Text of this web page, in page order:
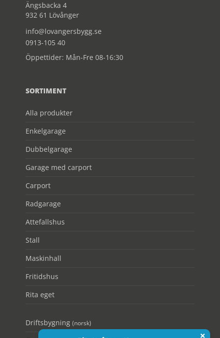
Ängsbacka 4
932 61 Lövånger
info@lovangersbygg.se
0913-105 40
Öppettider: Mån-Fre 08-16:30
SORTIMENT
Alla produkter
Enkelgarage
Dubbelgarage
Garage med carport
Carport
Radgarage
Attefallshus
Stall
Maskinhall
Fritidshus
Rita eget
Driftsbygning(norsk)